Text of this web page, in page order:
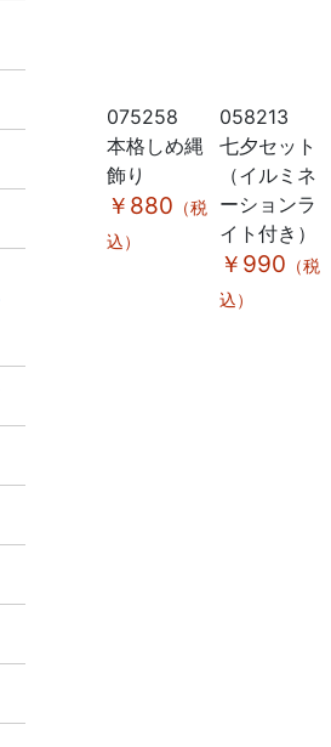
075258
本格しめ縄
飾り
￥880 （税
込）
058213
七夕セット
（イルミネ
ーションラ
イト付き）
￥990 （税
込）